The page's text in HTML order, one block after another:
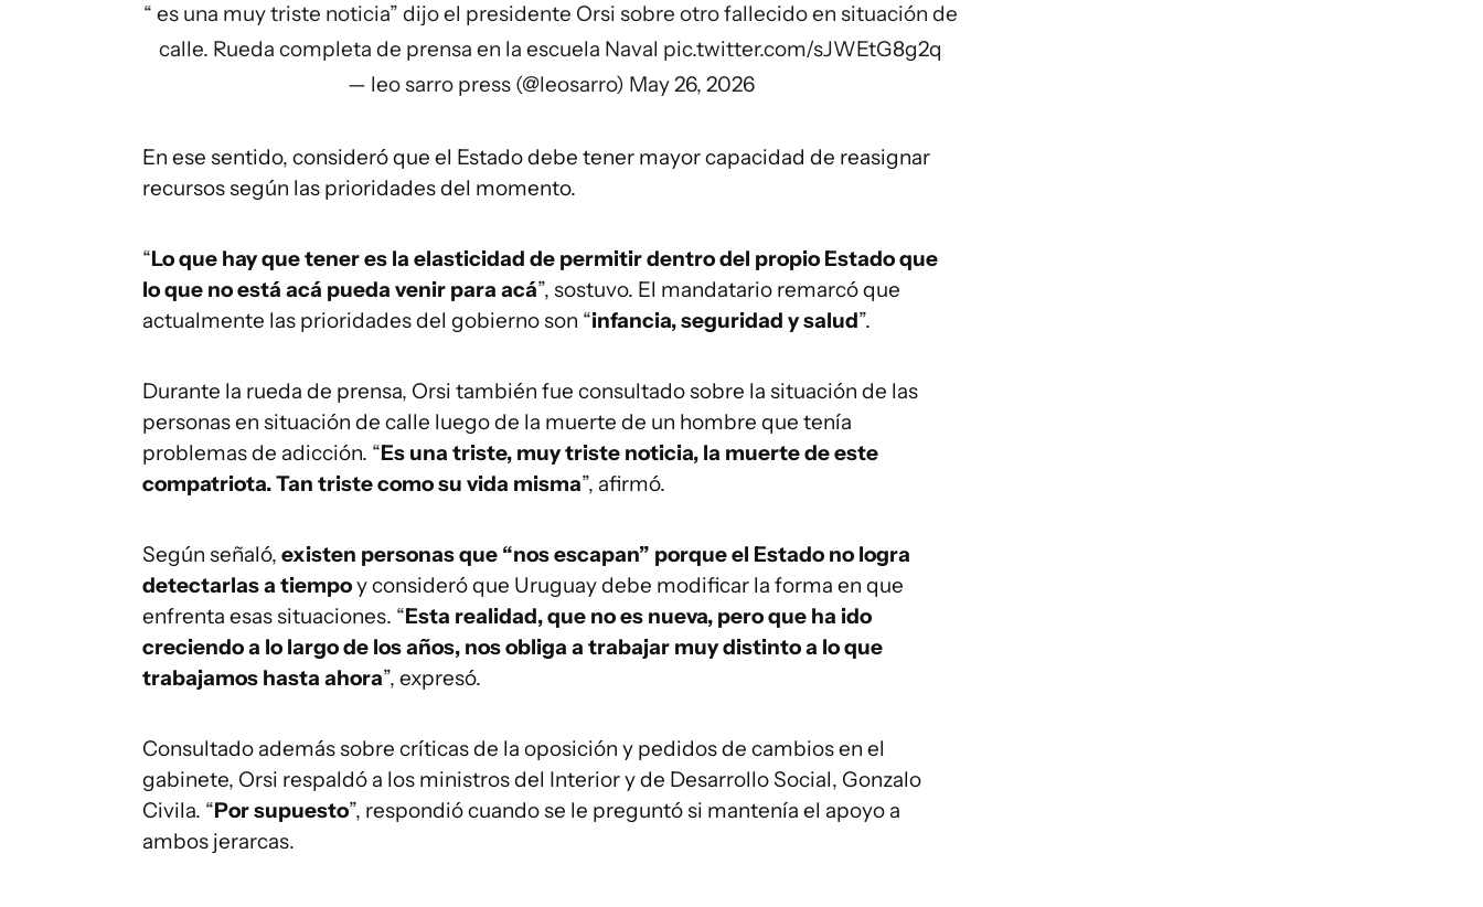
“ es una muy triste noticia” dijo el presidente Orsi sobre otro fallecido en situación de
calle. Rueda completa de prensa en la escuela Naval pic.twitter.com/sJWEtG8g2q
— leo sarro press (@leosarro) May 26, 2026
En ese sentido, consideró que el Estado debe tener mayor capacidad de reasignar
recursos según las prioridades del momento.
“Lo que hay que tener es la elasticidad de permitir dentro del propio Estado que
lo que no está acá pueda venir para acá”, sostuvo. El mandatario remarcó que
actualmente las prioridades del gobierno son “infancia, seguridad y salud”.
Durante la rueda de prensa, Orsi también fue consultado sobre la situación de las
personas en situación de calle luego de la muerte de un hombre que tenía
problemas de adicción. “Es una triste, muy triste noticia, la muerte de este
compatriota. Tan triste como su vida misma”, afirmó.
Según señaló, existen personas que “nos escapan” porque el Estado no logra
detectarlas a tiempoy consideró que Uruguay debe modificar la forma en que
enfrenta esas situaciones. “Esta realidad, que no es nueva, pero que ha ido
creciendo a lo largo de los años, nos obliga a trabajar muy distinto a lo que
trabajamos hasta ahora”, expresó.
Consultado además sobre críticas de la oposición y pedidos de cambios en el
gabinete, Orsi respaldó a los ministros del Interior y de Desarrollo Social, Gonzalo
Civila. “Por supuesto”, respondió cuando se le preguntó si mantenía el apoyo a
ambos jerarcas.